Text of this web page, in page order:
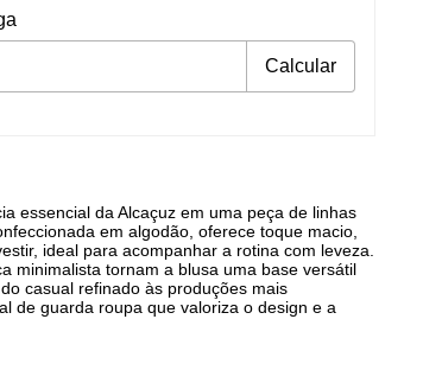
Calcular
essencial da Alcaçuz em uma peça de linhas
em algodão, oferece toque macio,
ideal para acompanhar a rotina com leveza.
minimalista tornam a blusa uma base versátil
casual refinado às produções mais
de guarda roupa que valoriza o design e a